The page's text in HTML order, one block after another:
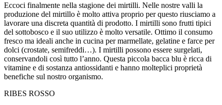
Eccoci finalmente nella stagione dei mirtilli. Nelle nostre valli la
produzione del mirtillo è molto attiva proprio per questo riusciamo a
lavorare una discreta quantità di prodotto. I mirtilli sono frutti tipici
del sottobosco e il suo utilizzo è molto versatile. Ottimo il consumo
fresco ma ideali anche in cucina per marmellate, gelatine e farce per
dolci (crostate, semifreddi…). I mirtilli possono essere surgelati,
conservandoli così tutto l’anno. Questa piccola bacca blu è ricca di
vitamine e di sostanza antiossidanti e hanno molteplici proprietà
benefiche sul nostro organismo.
RIBES ROSSO